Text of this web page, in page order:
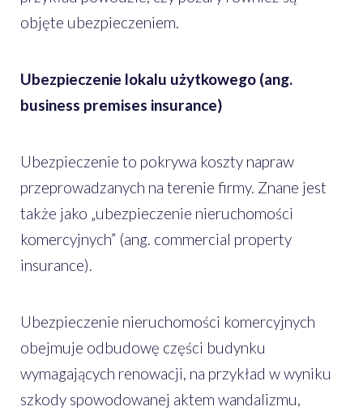
objęte ubezpieczeniem.
Ubezpieczenie lokalu użytkowego (ang.
business premises insurance)
Ubezpieczenie to pokrywa koszty napraw
przeprowadzanych na terenie firmy. Znane jest
także jako „ubezpieczenie nieruchomości
komercyjnych” (ang. commercial property
insurance).
Ubezpieczenie nieruchomości komercyjnych
obejmuje odbudowę części budynku
wymagających renowacji, na przykład w wyniku
szkody spowodowanej aktem wandalizmu,